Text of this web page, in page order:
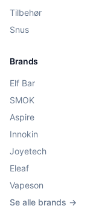
Tilbehør
Snus
Brands
Elf Bar
SMOK
Aspire
Innokin
Joyetech
Eleaf
Vapeson
Se alle brands →